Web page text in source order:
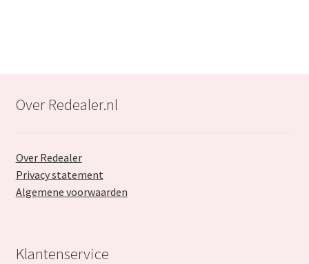
Over Redealer.nl
Over Redealer
Privacy statement
Algemene voorwaarden
Klantenservice